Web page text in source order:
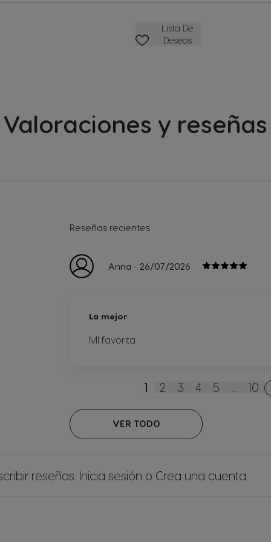
Lista De Deseos
Lista De
Deseos
Valoraciones y reseñas
Reseñas recientes
Anna - 26/07/2026
La mejor
MI favorita
Actualmente estás
1 Página
2 Página
3 Página
4 Página
5 10
VER TODO
reseñas. Inicia sesión o Crea una cuenta